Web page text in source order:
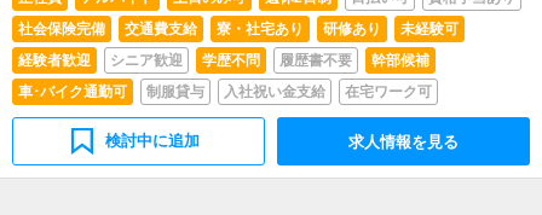
社会保険完備
交通費支給 寮・社宅あり 研修あり
未経験可
経験者歓迎
シニア歓迎 学歴不問 履歴書不要
幹部候補
車･バイク通勤可
制服貸与 入社祝い金支給 在宅ワーク可
検討中に追加 求人情報を見る